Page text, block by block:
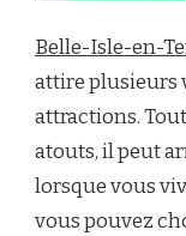
Belle-Isle-en-
attire plusieurs
attractions.
atouts, il peut
lorsque vous
vous pouvez